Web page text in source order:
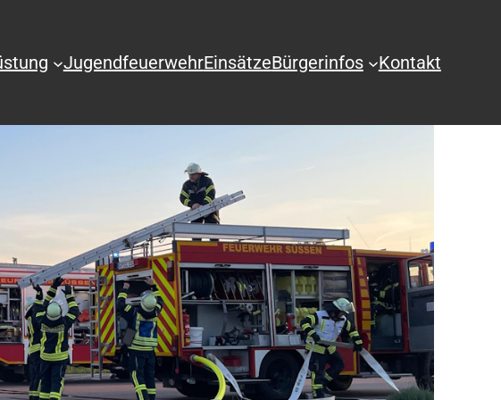
JugendfeuerwehrEinsätzeBürgerinfos Kontakt